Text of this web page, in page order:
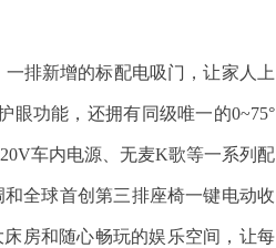
排新增的标配电吸门，让家人上
眼功能，还拥有同级唯一的0~75°
车内电源、无麦K歌等一系列配
全球首创第三排座椅一键电动收
房和随心畅玩的娱乐空间，让每